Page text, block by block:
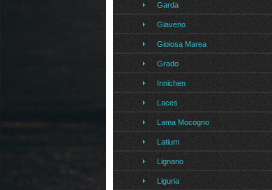
Garda
Giaveno
Gioiosa Marea
Grado
Innichen
Laces
Lama Mocogno
Latium
Lignano
Liguria